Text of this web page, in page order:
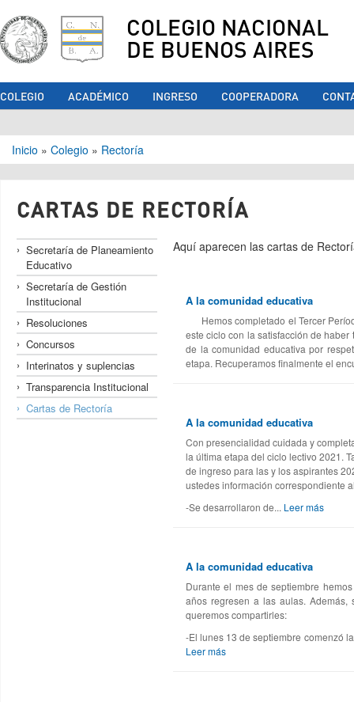
COLEGIO NACIONAL
DE BUENOS AIRES
COLEGIO ACADÉMICO INGRESO COOPERADORA
Se encuentra usted aquí
Inicio » Colegio » Rectoría
CARTAS DE RECTORÍA
Secretaría de Planeamiento
Educativo
Secretaría de Gestión
Institucional
Resoluciones
Concursos
Interinatos y suplencias
Transparencia Institucional
Cartas de Rectoría
Aquí aparecen las cartas de
A la comunidad educativa
Hemos completado el Tercer
este ciclo con la satisfacción de
de la comunidad educativa por
etapa. Recuperamos finalmente el
A la comunidad educativa
Con presencialidad cuidada y
la última etapa del ciclo lectivo 2021.
de ingreso para las y los aspirantes
ustedes información correspondiente
-Se desarrollaron de... Leer más
A la comunidad educativa
Durante el mes de septiembre
años regresen a las aulas. Además,
queremos compartirles:
-El lunes 13 de septiembre comenzó
Leer más